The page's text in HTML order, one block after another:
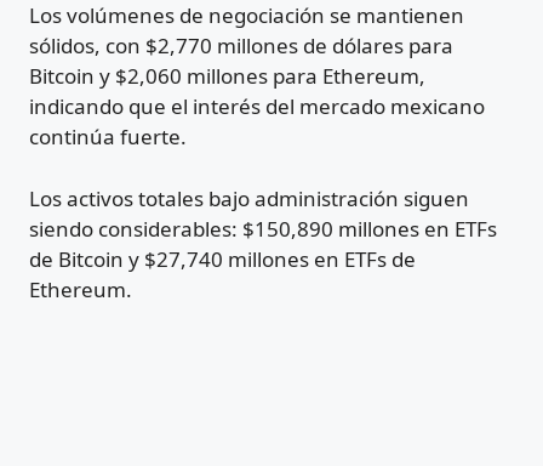
Los volúmenes de negociación se mantienen
sólidos, con $2,770 millones de dólares para
Bitcoin y $2,060 millones para Ethereum,
indicando que el interés del mercado mexicano
continúa fuerte.
Los activos totales bajo administración siguen
siendo considerables: $150,890 millones en ETFs
de Bitcoin y $27,740 millones en ETFs de
Ethereum.